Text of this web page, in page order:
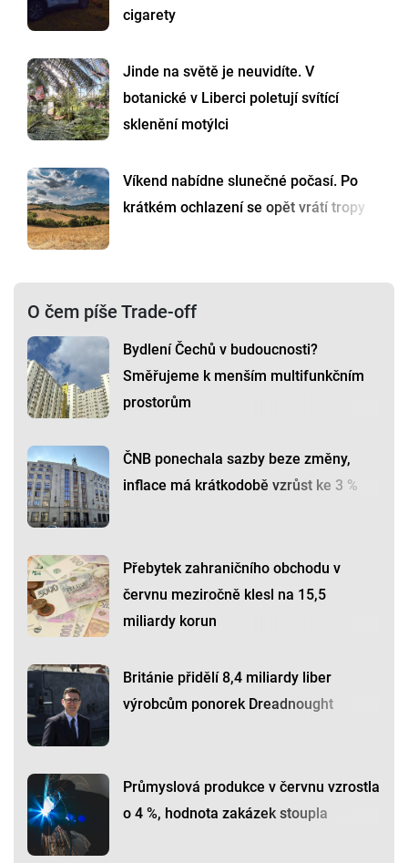
cigarety
Jinde na světě je neuvidíte. V
botanické v Liberci poletují svítící
sklenění motýlci
Víkend nabídne slunečné počasí. Po
krátkém ochlazení se opět vrátí tropy
O čem píše Trade-off
Bydlení Čechů v budoucnosti?
Směřujeme k menším multifunkčním
prostorům
ČNB ponechala sazby beze změny,
inflace má krátkodobě vzrůst ke 3 %
Přebytek zahraničního obchodu v
červnu meziročně klesl na 15,5
miliardy korun
Británie přidělí 8,4 miliardy liber
výrobcům ponorek Dreadnought
Průmyslová produkce v červnu vzrostla
o 4 %, hodnota zakázek stoupla